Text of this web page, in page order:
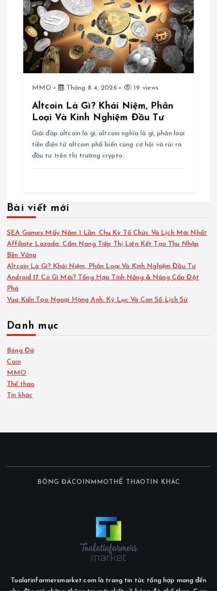
MMO Tháng 8 4, 2026 19 views
Altcoin Là Gì? Khái Niệm, Phân
Loại Và Kinh Nghiệm Đầu Tư
Giải đáp altcoin là gì, altcoin nghĩa là gì, phân loại
tiền điện tử altcoin phổ biến cùng cơ hội và rủi ro
đầu tư trên thị trường crypto.
Bài viết mới
SEA Games Mấy Năm 1 Lần: Chu Kỳ Tổ Chức Và Lịch Mới Nhất
Affiliate Lazada: Cẩm Nang Tiếp Thị Liên Kết Tạo Thu Nhập
Bền Vững
Altcoin Là Gì? Khái Niệm, Phân Loại Và Kinh Nghiệm Đầu Tư
Android 17 Có Gì Mới? Tổng Hợp Tính Năng & Nâng Cấp Đột
Phá
Vua Kiến Tạo Ngoại Hạng Anh: Kỷ Lục Và Con Số Lịch Sử
Danh mục
Bóng Đá
Coin
MMO
Thể thao
Tin khác
BÓNG ĐÁCOIN MMO THỂ THAO TIN KHÁC
Tualatinfarmersmarket.com là trang tin tức tổng hợp mang đến